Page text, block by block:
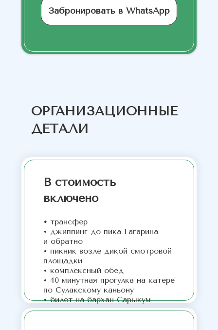
Забронировать в WhatsApp
ОРГАНИЗАЦИОННЫЕ
ДЕТАЛИ
• трансфер
• джиппинг до пика Гагарина
и обратно
• пикник возле дикой смотровой
площадки
• комплексный обед
• 40 минутная прогулка на катере
по Сулакскому каньону
• билет на бархан Сарыкум
В стоимость
включено